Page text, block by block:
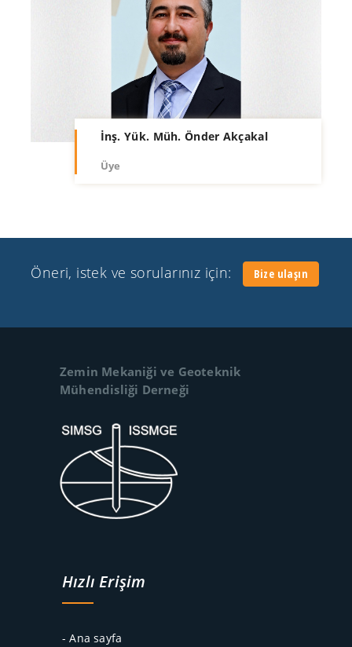
İnş. Yük. Müh. Önder Akçakal
Üye
Öneri, istek ve sorularınız için: Bize ulaşın
Zemin Mekaniği ve Geoteknik
Mühendisliği Derneği
Hızlı Erişim
- Ana sayfa